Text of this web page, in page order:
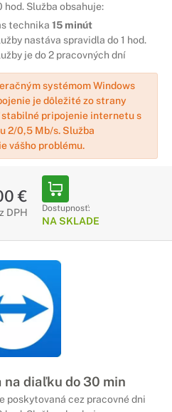
hod. Služba obsahuje:
technika 15 minút
nastáva spravidla do 1 hod.
je do 2 pracovných dní
systémom Windows
je dôležité zo strany
pripojenie internetu s
2/0,5 Mb/s. Služba
vášho problému.
€
DPH Dostupnosť:
NA SKLADE
na diaľku do 30 min
poskytovaná cez pracovné dni